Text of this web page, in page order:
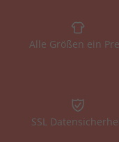
Alle Größen ein
SSL